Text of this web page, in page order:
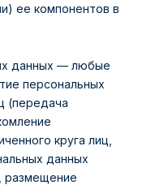
ее компонентов в
данных — любые
персональных
(передача
круга лиц,
данных
размещение